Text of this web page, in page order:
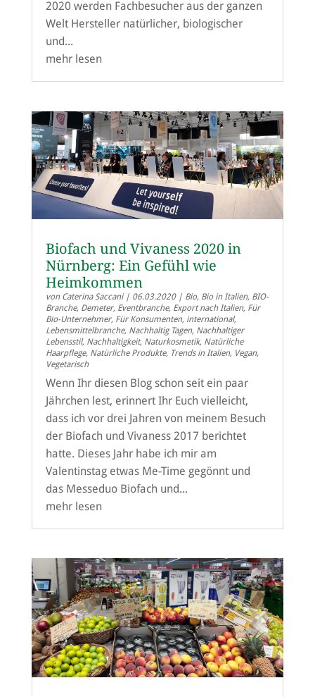
2020 werden Fachbesucher aus der ganzen
Welt Hersteller natürlicher, biologischer
und...
mehr lesen
Biofach und Vivaness 2020 in
Nürnberg: Ein Gefühl wie
Heimkommen
von Caterina Saccani| 06.03.2020| Bio, Bio in Italien, BIO-
Branche, Demeter, Eventbranche, Export nach Italien, Für
Bio-Unternehmer, Für Konsumenten, international,
Lebensmittelbranche, Nachhaltig Tagen, Nachhaltiger
Lebensstil, Nachhaltigkeit, Naturkosmetik, Natürliche
Haarpflege, Natürliche Produkte, Trends in Italien, Vegan,
Vegetarisch
Wenn Ihr diesen Blog schon seit ein paar
Jährchen lest, erinnert Ihr Euch vielleicht,
dass ich vor drei Jahren von meinem Besuch
der Biofach und Vivaness 2017 berichtet
hatte. Dieses Jahr habe ich mir am
Valentinstag etwas Me-Time gegönnt und
das Messeduo Biofach und...
mehr lesen